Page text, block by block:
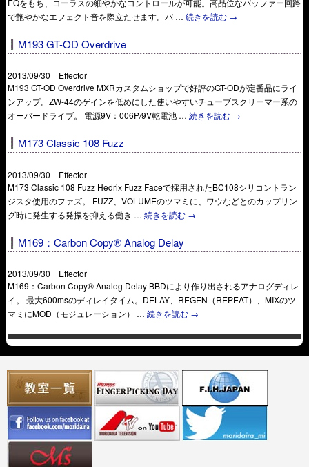
で艶やかなエフェクト音を際立たせます。バ …続きを読む →
M193 GT-OD Overdrive
2013/09/30 Effector
M193 GT-OD Overdrive MXRカスタムショップで好評のGT-ODが定番品にライ
ンアップ。ZW-44のゲインを低めにした使いやすいチューブスクリーマー系の
オーバードライブ。 電源9V：006P/9V乾電池 …続きを読む →
M173 Classic 108 Fuzz
2013/09/30 Effector
M173 Classic 108 Fuzz Hedrix Fuzz Faceで採用されたBC108シリコントラン
ジスタ使用のファズ。 FUZZ、VOLUMEのツマミに、ワウなどとのカップリン
グ時に発生する発振を抑える働き …続きを読む →
M169：Carbon Copy® Analog Delay
2013/09/30 Effector
M169：Carbon Copy® Analog Delay BBDにより作り出されるアナログディレ
イ。 最大600msのディレイタイム。DELAY、REGEN（REPEAT）、MIXのツ
マミにMOD（モジュレーション） …続きを読む →